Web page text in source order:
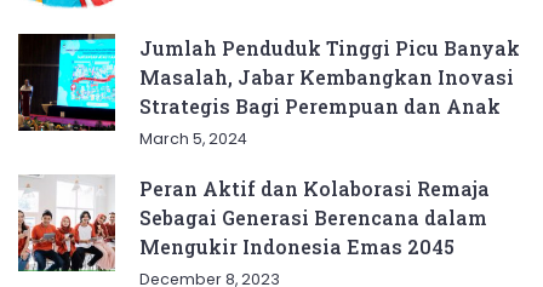
Jumlah Penduduk Tinggi Picu Banyak
Masalah, Jabar Kembangkan Inovasi
Strategis Bagi Perempuan dan Anak
March 5, 2024
Peran Aktif dan Kolaborasi Remaja
Sebagai Generasi Berencana dalam
Mengukir Indonesia Emas 2045
December 8, 2023